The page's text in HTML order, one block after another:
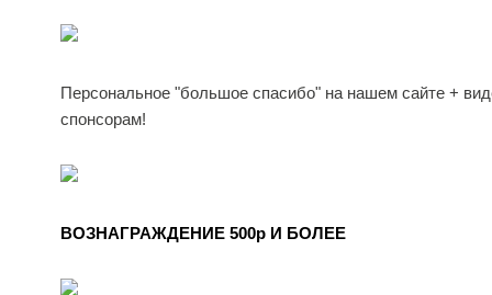
Персональное "большое спасибо" на нашем сайте +
спонсорам!
ВОЗНАГРАЖДЕНИЕ 500p И БОЛЕЕ